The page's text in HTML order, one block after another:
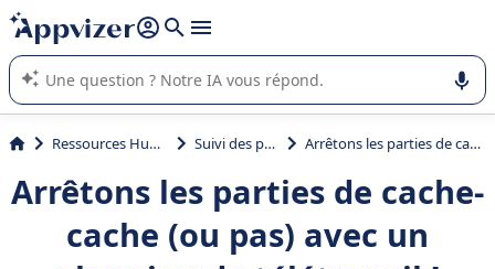
répondre (plusieurs lignes avec
L'IA de Appvizer vous guide dans l'utilisation ou la sélection de
logiciel SaaS en entreprise.
Ressources Humaines (RH) Suivi des présences Arrêtons les parties de cache-cache (ou pas) avec un planning de télétravail !
Arrêtons les parties de cache-
cache (ou pas) avec un